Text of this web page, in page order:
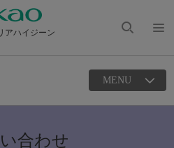
アハイジーン
ュー
を開
く
MENU
合わせ